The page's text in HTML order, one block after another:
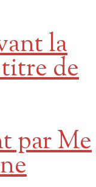
la
de
par Me